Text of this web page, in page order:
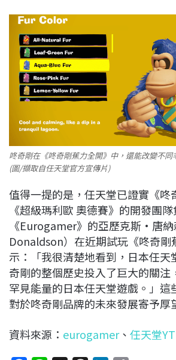
咚奇剛在《咚奇剛蕉力全開》中，還能改變不同
(圖/擷取自任天堂官方宣傳片)
值得一提的是，任天堂已證實《咚
《超級瑪利歐 奧德賽》的開發團
《Eurogamer》的亞歷克斯·唐
Donaldson）在近期試玩《咚奇剛
示：「我很清楚地看到，日本任天
奇剛的整個歷史投入了巨大的關注
罕見能量的日本任天堂遊戲。」這
對於咚奇剛品牌的未來發展寄予厚
資料來源： eurogamer、 任天堂YT